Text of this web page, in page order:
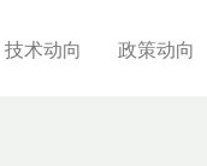
技术动向 政策动向